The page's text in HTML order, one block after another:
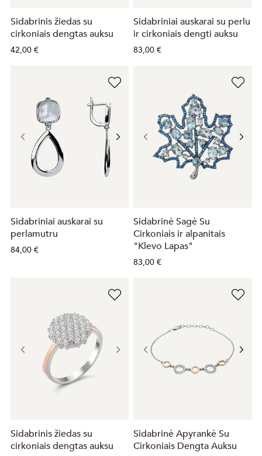
Sidabrinis žiedas su
cirkoniais dengtas auksu
42,00 €
Sidabriniai auskarai su perlu
ir cirkoniais dengti auksu
83,00 €
Sidabriniai auskarai su
perlamutru
84,00 €
Sidabrinė Sagė Su
Cirkoniais ir alpanitais
"Klevo Lapas"
83,00 €
Sidabrinis žiedas su
cirkoniais dengtas auksu
Sidabrinė Apyrankė Su
Cirkoniais Dengta Auksu